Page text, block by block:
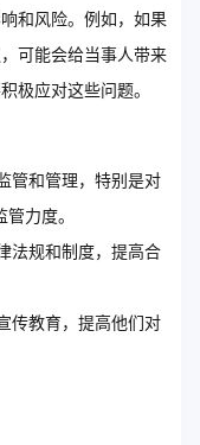
和风险。例如，如果
可能会给当事人带来
极应对这些问题。
管和管理，特别是对
力度。
法规和制度，提高合
传教育，提高他们对